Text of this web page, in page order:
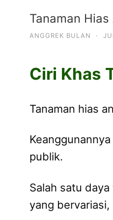
Tanaman
ANGGREK BULAN ·
Ciri Khas
Tanaman hias
publik.
Salah satu
yang